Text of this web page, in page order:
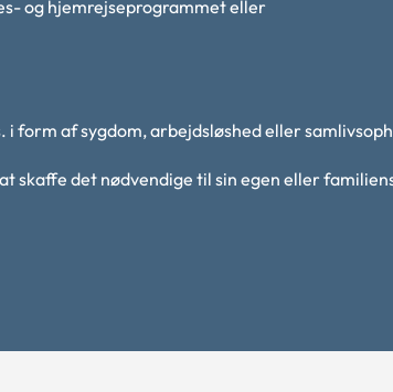
og hjemrejseprogrammet eller
form af sygdom, arbejdsløshed eller
skaffe det nødvendige til sin egen eller